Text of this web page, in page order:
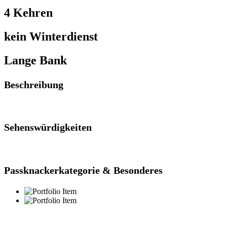
4 Kehren
kein Winterdienst
Lange Bank
Beschreibung
Sehenswürdigkeiten
Passknackerkategorie & Besonderes